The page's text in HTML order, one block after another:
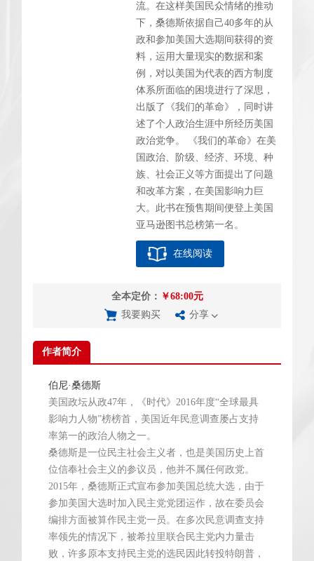
流。在这样美国民众情绪的推动
下，桑德斯依据自己40多年的从
政和参加美国大选期间获得的资
料，运用大量现实的数据和案
例，对以美国为代表的西方制度
体系所面临的困境进行了深思，
出版了《我们的革命》，同时讲
述了个人政治生涯中所经历美国
政治党争。 《我们的革命》在美
国政治、阶级、经济、环境、种
族、社会正义等方面提出了问题
和改革方案，在美国影响力巨
大。此书在预售期间便登上美国
亚马逊图书总榜第一名。
在线阅读
全本定价： ￥68:00元
我要购买
分享
作者简介
伯尼·桑德斯
美国政坛从政47年，《时代》2016年度“全球最具
影响力人物”榜榜首，美国近年民意调查屡占支持
率第一的政治人物之一。
桑德斯是一位民主社会主义者，也是美国历史上首
位信奉社会主义的参议员，他并不属任何政党。
2015年，桑德斯正式宣布参加美国总统大选，由于
参加美国大选时加入民主党党团运作，故在委员会
编排方面被算作民主党一员。在多次民意调查支持
率领先的情况下，被希拉里联合民主党内力量击
败，许多原本支持民主党的选民因此转投特朗普，